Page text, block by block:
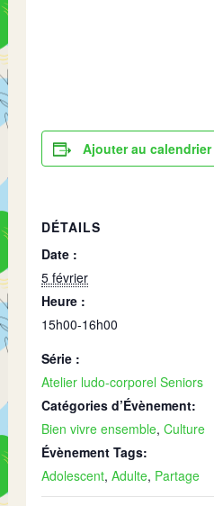
Ajouter au calendrier
DÉTAILS
Date :
5 février
Heure :
15h00-16h00
Série :
Atelier ludo-corporel Seniors
Catégories d’Évènement:
Bien vivre ensemble,Culture
Évènement Tags:
Adolescent,Adulte, Partage